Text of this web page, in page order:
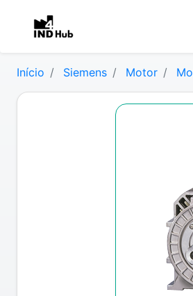
Início Siemens Motor